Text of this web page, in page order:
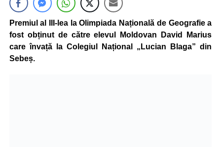
Premiul al III-lea la Olimpiada Națională de Geografie a
fost obținut de către elevul Moldovan David Marius
care învață la Colegiul Național „Lucian Blaga” din
Sebeș.